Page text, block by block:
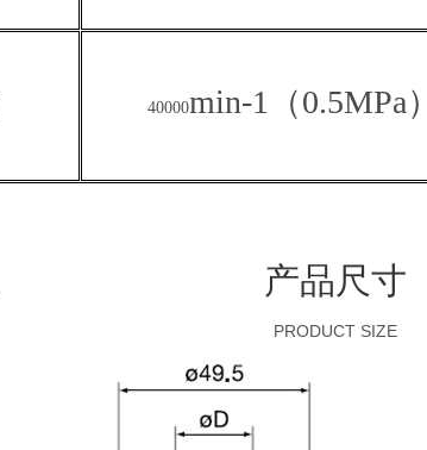
40000min-1（0.5MPa）
产品尺寸
PRODUCT SIZE